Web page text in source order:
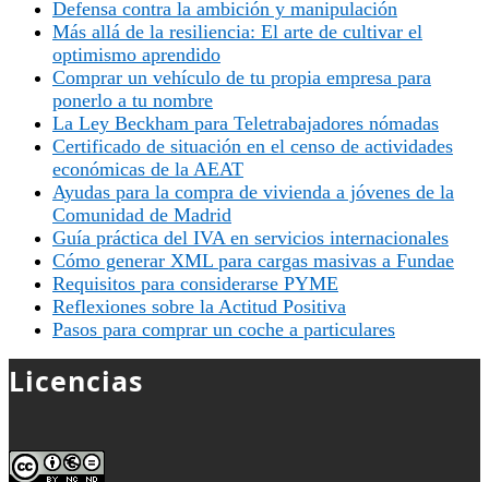
Defensa contra la ambición y manipulación
Más allá de la resiliencia: El arte de cultivar el
optimismo aprendido
Comprar un vehículo de tu propia empresa para
ponerlo a tu nombre
La Ley Beckham para Teletrabajadores nómadas
Certificado de situación en el censo de actividades
económicas de la AEAT
Ayudas para la compra de vivienda a jóvenes de la
Comunidad de Madrid
Guía práctica del IVA en servicios internacionales
Cómo generar XML para cargas masivas a Fundae
Requisitos para considerarse PYME
Reflexiones sobre la Actitud Positiva
Pasos para comprar un coche a particulares
Licencias